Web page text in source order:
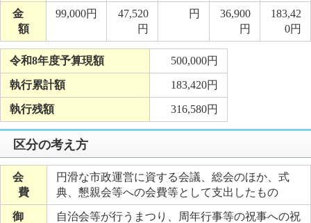
金
額
99,000円
47,520
円
円
36,900
円
183,42
0円
令和8年度予算現額 500,000円
執行累計額 183,420円
執行残額 316,580円
区分の考え方
会
費
円滑な市政運営に資する会議、総会のほか、式
典、懇親会等への会費等として支出したもの
御
自治会等が行うまつり、周年行事等の祝事への祝